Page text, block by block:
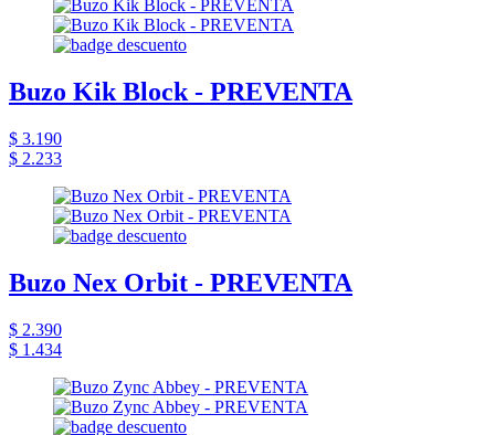
Buzo Kik Block - PREVENTA
$ 3.190
$ 2.233
Buzo Nex Orbit - PREVENTA
$ 2.390
$ 1.434